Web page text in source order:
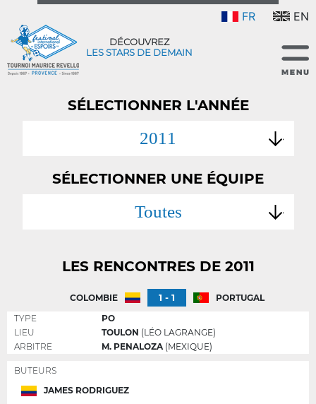
FR EN
DÉCOUVREZ
LES STARS DE DEMAIN
SÉLECTIONNER L'ANNÉE
2011
SÉLECTIONNER UNE ÉQUIPE
Toutes
LES RENCONTRES DE 2011
COLOMBIE 1 - 1
PORTUGAL
TYPE
PO
LIEU
TOULON (LÉO LAGRANGE)
ARBITRE
M. PENALOZA (MEXIQUE)
BUTEURS
JAMES RODRIGUEZ